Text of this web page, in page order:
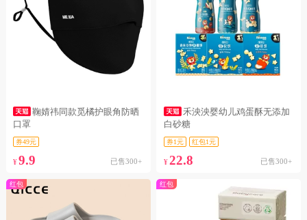
鞠婧祎同款觅橘护眼角防晒
口罩
券49元
¥ 9.9 已售300+
禾泱泱婴幼儿鸡蛋酥无添加
白砂糖
券1元 红包1元
¥22.8 已售300+
红包 红包